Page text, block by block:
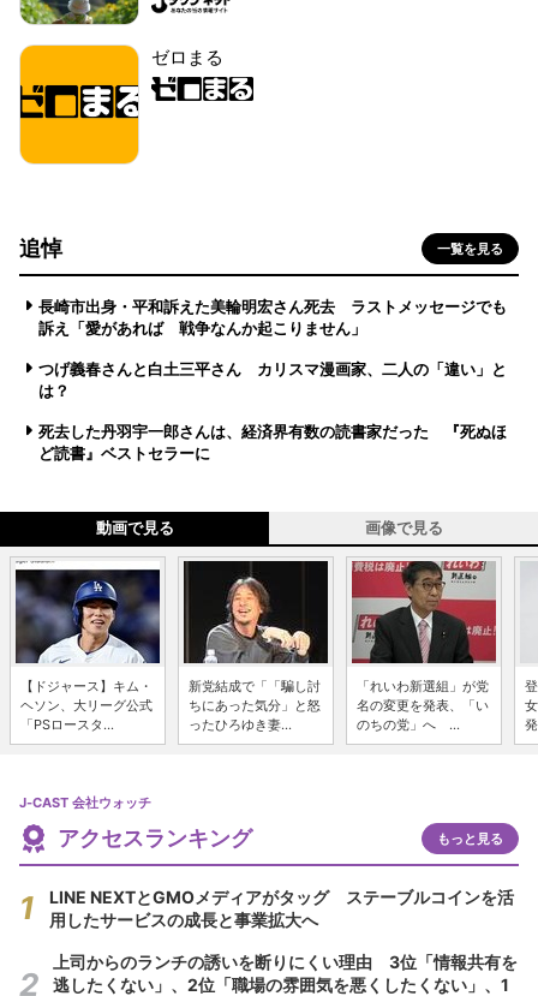
ゼロまる
追悼 一覧を見る
長崎市出身・平和訴えた美輪明宏さん死去 ラストメッセージでも
訴え「愛があれば 戦争なんか起こりません」
つげ義春さんと白土三平さん カリスマ漫画家、二人の「違い」と
は？
死去した丹羽宇一郎さんは、経済界有数の読書家だった 『死ぬほ
ど読書』ベストセラーに
動画で見る 画像で見る
【ドジャース】キム・
ヘソン、大リーグ公式
「PSロースタ...
新党結成で「「騙し討
ちにあった気分」と怒
ったひろゆき妻...
「れいわ新選組」が党
名の変更を発表、「い
のちの党」へ ...
J-CAST 会社ウォッチ
アクセスランキング もっと見る
LINE NEXTとGMOメディアがタッグ ステーブルコインを活
用したサービスの成長と事業拡大へ
上司からのランチの誘いを断りにくい理由 3位「情報共有を
逃したくない」、2位「職場の雰囲気を悪くしたくない」、1